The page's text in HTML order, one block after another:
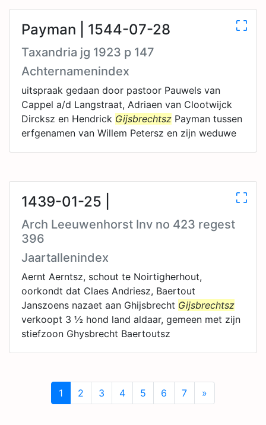
Payman | 1544-07-28
Taxandria jg 1923 p 147
Achternamenindex
uitspraak gedaan door pastoor Pauwels van
Cappel a/d Langstraat, Adriaen van Clootwijck
Dircksz en Hendrick Gijsbrechtsz Payman tussen
erfgenamen van Willem Petersz en zijn weduwe
1439-01-25 |
Arch Leeuwenhorst Inv no 423 regest
396
Jaartallenindex
Aernt Aerntsz, schout te Noirtigherhout,
oorkondt dat Claes Andriesz, Baertout
Janszoens nazaet aan Ghijsbrecht Gijsbrechtsz
verkoopt 3 ½ hond land aldaar, gemeen met zijn
stiefzoon Ghysbrecht Baertoutsz
1 2 3 4 5 6 7 »